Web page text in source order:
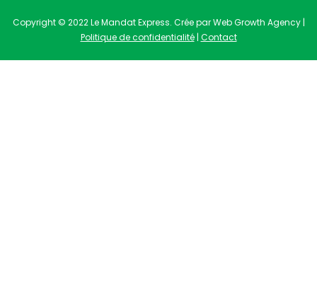
Copyright © 2022 Le Mandat Express. Crée par Web Growth Agency |
Politique de confidentialité| Contact